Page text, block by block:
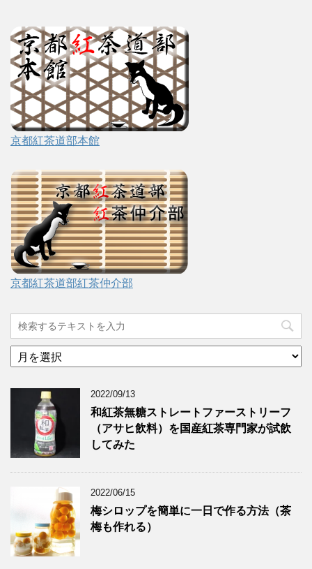
京都紅茶道部本館
京都紅茶道部紅茶仲介部
ア
ー
2022/09/13
和紅茶無糖ストレートファーストリーフ
（アサヒ飲料）を国産紅茶専門家が試飲
してみた
2022/06/15
梅シロップを簡単に一日で作る方法（茶
梅も作れる）